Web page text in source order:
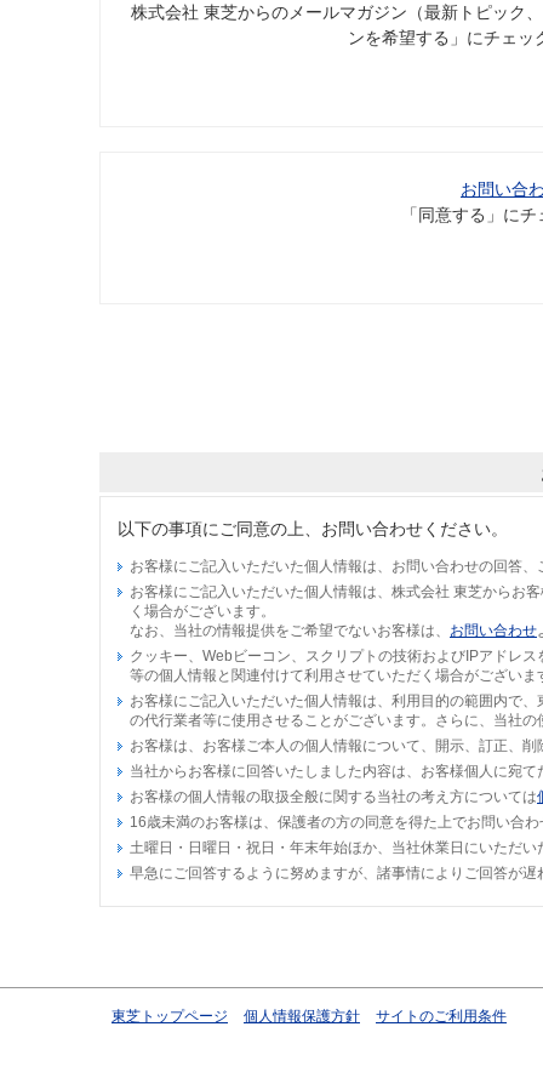
株式会社 東芝からのメールマガジン（最新トピック
ンを希望する」にチェ
お問い合
「同意する」に
以下の事項にご同意の上、お問い合わせください。
お客様にご記入いただいた個人情報は、お問い合わせの回答
お客様にご記入いただいた個人情報は、株式会社 東芝からお
く場合がございます。
なお、当社の情報提供をご希望でないお客様は、 お問い合わせ
クッキー、Webビーコン、スクリプトの技術およびIPアドレ
等の個人情報と関連付けて利用させていただく場合がございま
お客様にご記入いただいた個人情報は、利用目的の範囲内で
の代行業者等に使用させることがございます。さらに、当社
お客様は、お客様ご本人の個人情報について、開示、訂正、
当社からお客様に回答いたしました内容は、お客様個人に宛
お客様の個人情報の取扱全般に関する当社の考え方については
16歳未満のお客様は、保護者の方の同意を得た上でお問い合
土曜日・日曜日・祝日・年末年始ほか、当社休業日にいただ
早急にご回答するように努めますが、諸事情によりご回答が
東芝トップページ 個人情報保護方針 サイトのご利用条件